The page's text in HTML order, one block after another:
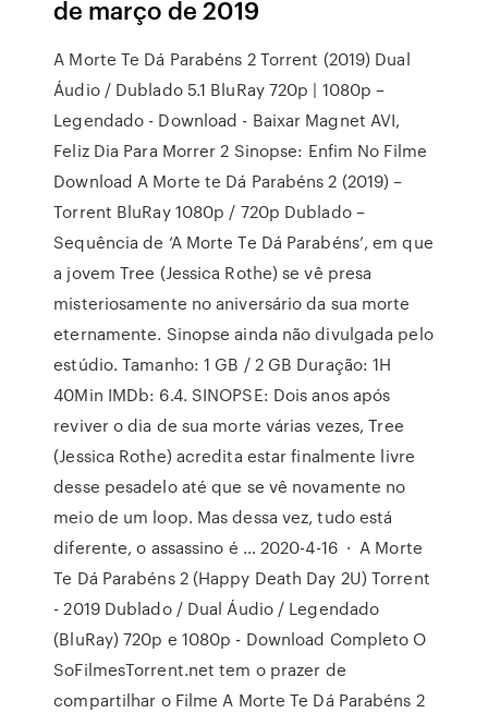
de março de 2019
A Morte Te Dá Parabéns 2 Torrent (2019) Dual
Áudio / Dublado 5.1 BluRay 720p | 1080p –
Legendado - Download - Baixar Magnet AVI,
Feliz Dia Para Morrer 2 Sinopse: Enfim No Filme
Download A Morte te Dá Parabéns 2 (2019) –
Torrent BluRay 1080p / 720p Dublado –
Sequência de ‘A Morte Te Dá Parabéns’, em que
a jovem Tree (Jessica Rothe) se vê presa
misteriosamente no aniversário da sua morte
eternamente. Sinopse ainda não divulgada pelo
estúdio. Tamanho: 1 GB / 2 GB Duração: 1H
40Min IMDb: 6.4. SINOPSE: Dois anos após
reviver o dia de sua morte várias vezes, Tree
(Jessica Rothe) acredita estar finalmente livre
desse pesadelo até que se vê novamente no
meio de um loop. Mas dessa vez, tudo está
diferente, o assassino é … 2020-4-16 · A Morte
Te Dá Parabéns 2 (Happy Death Day 2U) Torrent
- 2019 Dublado / Dual Áudio / Legendado
(BluRay) 720p e 1080p - Download Completo O
SoFilmesTorrent.net tem o prazer de
compartilhar o Filme A Morte Te Dá Parabéns 2